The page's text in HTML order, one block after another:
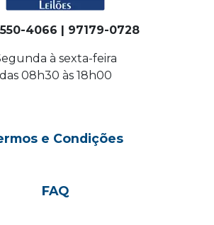
4066 | 97179-0728
à sexta-feira
das 08h30 às 18h00
e Condições
FAQ